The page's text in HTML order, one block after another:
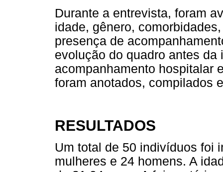
Durante a entrevista, foram
idade, gênero,
presença de
evolução do quadro antes
acompanhamento hospitalar
foram anotados, compilados
RESULTADOS
Um total de 50 indivíduos foi
mulheres e 24 homens. A